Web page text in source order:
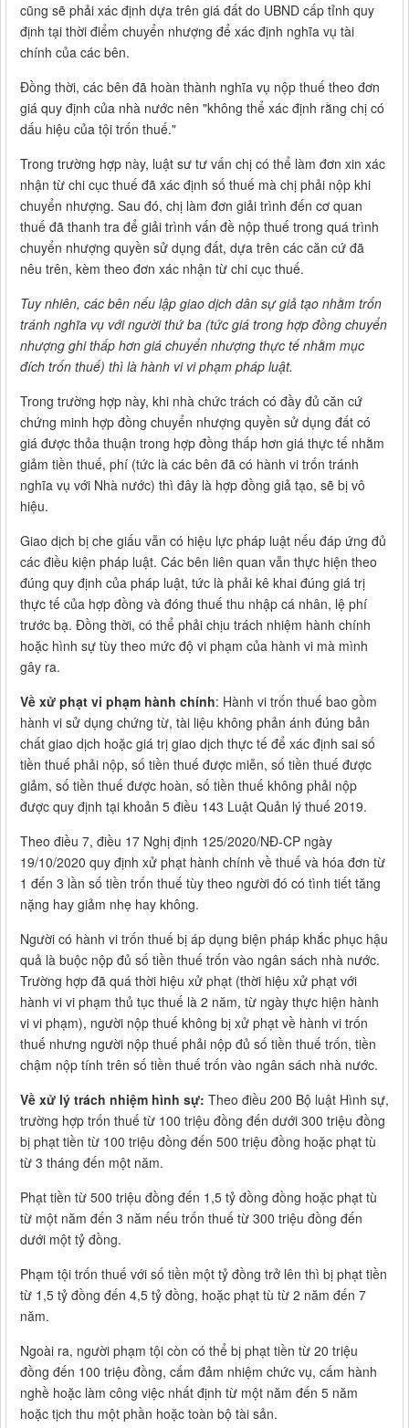
cũng sẽ phải xác định dựa trên giá đất do UBND cấp tỉnh quy
định tại thời điểm chuyển nhượng để xác định nghĩa vụ tài
chính của các bên.
Đồng thời, các bên đã hoàn thành nghĩa vụ nộp thuế theo đơn
giá quy định của nhà nước nên "không thể xác định rằng chị có
dấu hiệu của tội trốn thuế."
Trong trường hợp này, luật sư tư vấn chị có thể làm đơn xin xác
nhận từ chi cục thuế đã xác định số thuế mà chị phải nộp khi
chuyển nhượng. Sau đó, chị làm đơn giải trình đến cơ quan
thuế đã thanh tra để giải trình vấn đề nộp thuế trong quá trình
chuyển nhượng quyền sử dụng đất, dựa trên các căn cứ đã
nêu trên, kèm theo đơn xác nhận từ chi cục thuế.
Tuy nhiên, các bên nếu lập giao dịch dân sự giả tạo nhằm trốn
tránh nghĩa vụ với người thứ ba (tức giá trong hợp đồng chuyển
nhượng ghi thấp hơn giá chuyển nhượng thực tế nhằm mục
đích trốn thuế) thì là hành vi vi phạm pháp luật.
Trong trường hợp này, khi nhà chức trách có đầy đủ căn cứ
chứng minh hợp đồng chuyển nhượng quyền sử dụng đất có
giá được thỏa thuận trong hợp đồng thấp hơn giá thực tế nhằm
giảm tiền thuế, phí (tức là các bên đã có hành vi trốn tránh
nghĩa vụ với Nhà nước) thì đây là hợp đồng giả tạo, sẽ bị vô
hiệu.
Giao dịch bị che giấu vẫn có hiệu lực pháp luật nếu đáp ứng đủ
các điều kiện pháp luật. Các bên liên quan vẫn thực hiện theo
đúng quy định của pháp luật, tức là phải kê khai đúng giá trị
thực tế của hợp đồng và đóng thuế thu nhập cá nhân, lệ phí
trước bạ. Đồng thời, có thể phải chịu trách nhiệm hành chính
hoặc hình sự tùy theo mức độ vi phạm của hành vi mà mình
gây ra.
Về xử phạt vi phạm hành chính: Hành vi trốn thuế bao gồm
hành vi sử dụng chứng từ, tài liệu không phản ánh đúng bản
chất giao dịch hoặc giá trị giao dịch thực tế để xác định sai số
tiền thuế phải nộp, số tiền thuế được miễn, số tiền thuế được
giảm, số tiền thuế được hoàn, số tiền thuế không phải nộp
được quy định tại khoản 5 điều 143 Luật Quản lý thuế 2019.
Theo điều 7, điều 17 Nghị định 125/2020/NĐ-CP ngày
19/10/2020 quy định xử phạt hành chính về thuế và hóa đơn từ
1 đến 3 lần số tiền trốn thuế tùy theo người đó có tình tiết tăng
nặng hay giảm nhẹ hay không.
Người có hành vi trốn thuế bị áp dụng biện pháp khắc phục hậu
quả là buộc nộp đủ số tiền thuế trốn vào ngân sách nhà nước.
Trường hợp đã quá thời hiệu xử phạt (thời hiệu xử phạt với
hành vi vi phạm thủ tục thuế là 2 năm, từ ngày thực hiện hành
vi vi phạm), người nộp thuế không bị xử phạt về hành vi trốn
thuế nhưng người nộp thuế phải nộp đủ số tiền thuế trốn, tiền
chậm nộp tính trên số tiền thuế trốn vào ngân sách nhà nước.
Về xử lý trách nhiệm hình sự: Theo điều 200 Bộ luật Hình sự,
trường hợp trốn thuế từ 100 triệu đồng đến dưới 300 triệu đồng
bị phạt tiền từ 100 triệu đồng đến 500 triệu đồng hoặc phạt tù
từ 3 tháng đến một năm.
Phạt tiền từ 500 triệu đồng đến 1,5 tỷ đồng đồng hoặc phạt tù
từ một năm đến 3 năm nếu trốn thuế từ 300 triệu đồng đến
dưới một tỷ đồng.
Phạm tội trốn thuế với số tiền một tỷ đồng trở lên thì bị phạt tiền
từ 1,5 tỷ đồng đến 4,5 tỷ đồng, hoặc phạt tù từ 2 năm đến 7
năm.
Ngoài ra, người phạm tội còn có thể bị phạt tiền từ 20 triệu
đồng đến 100 triệu đồng, cấm đảm nhiệm chức vụ, cấm hành
nghề hoặc làm công việc nhất định từ một năm đến 5 năm
hoặc tịch thu một phần hoặc toàn bộ tài sản.